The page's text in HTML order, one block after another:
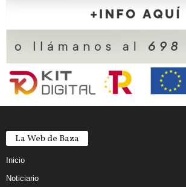
La Web de Baza
Inicio
Noticiario